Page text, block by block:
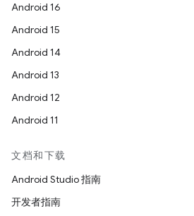
Android 16
Android 15
Android 14
Android 13
Android 12
Android 11
文档和下载
Android Studio 指南
开发者指南